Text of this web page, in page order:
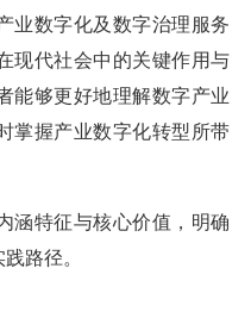
业数字化及数字治理服务
现代社会中的关键作用与
能够更好地理解数字产业
掌握产业数字化转型所带
涵特征与核心价值，明确
路径。